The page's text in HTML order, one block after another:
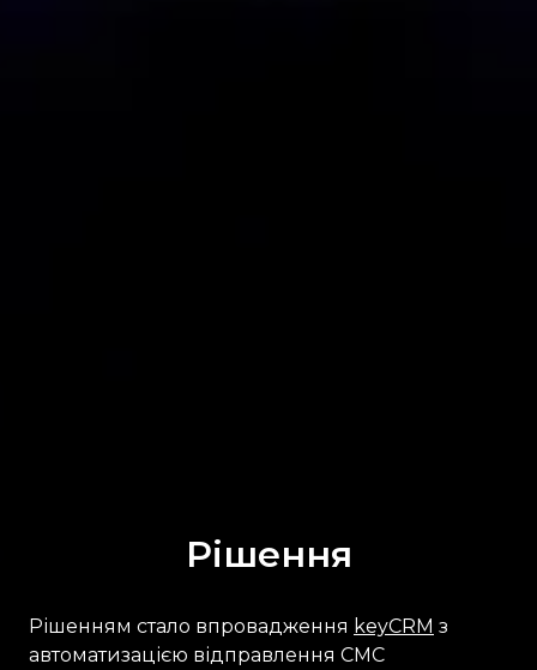
Рішення
Рішенням стало впровадження keyCRM з
автоматизацією відправлення СМС